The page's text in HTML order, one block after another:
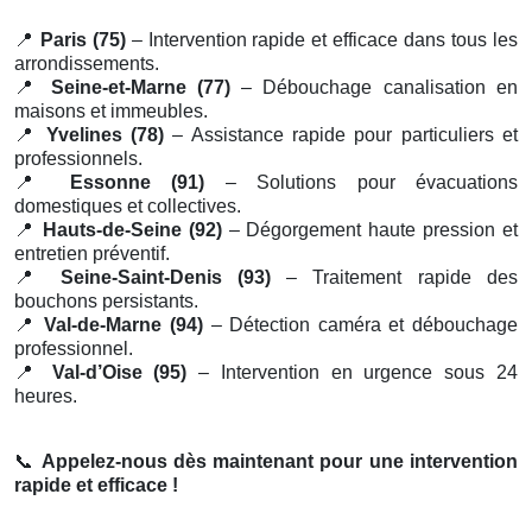
📍 Paris (75)– Intervention rapide et efficace dans tous les
arrondissements.
📍
Seine-et-Marne (77)– Débouchage canalisation en
maisons et immeubles.
📍
Yvelines (78) – Assistance rapide pour particuliers et
professionnels.
📍
Essonne (91) – Solutions pour évacuations
domestiques et collectives.
📍
Hauts-de-Seine (92)– Dégorgement haute pression et
entretien préventif.
📍
Seine-Saint-Denis (93)– Traitement rapide des
bouchons persistants.
📍
Val-de-Marne (94)– Détection caméra et débouchage
professionnel.
📍
Val-d’Oise (95) – Intervention en urgence sous 24
heures.
📞 Appelez-nous dès maintenant pour une intervention
rapide et efficace !